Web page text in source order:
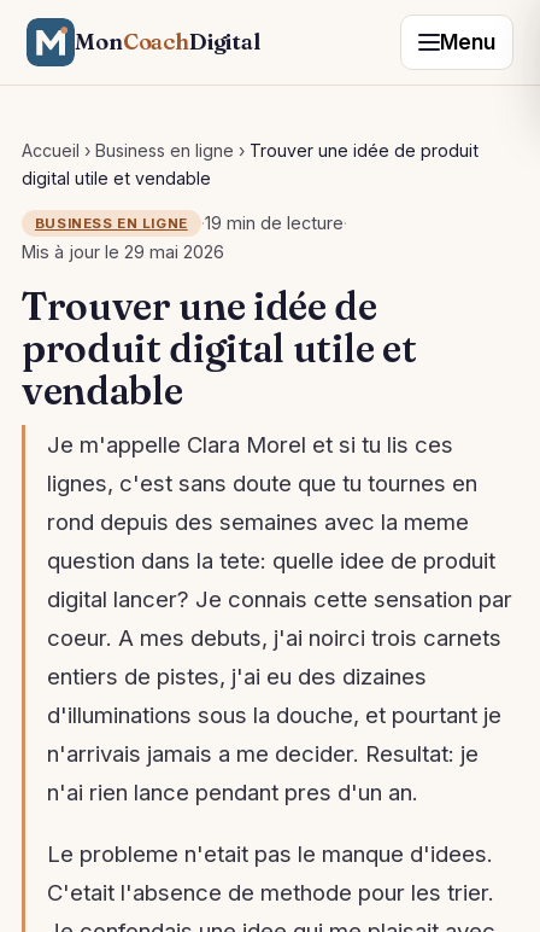
MonCoachDigital Menu
Accueil › Business en ligne › Trouver une idée de produit
digital utile et vendable
BUSINESS EN LIGNE ·19 min de lecture·
Mis à jour le 29 mai 2026
Trouver une idée de
produit digital utile et
vendable
Je m'appelle Clara Morel et si tu lis ces
lignes, c'est sans doute que tu tournes en
rond depuis des semaines avec la meme
question dans la tete: quelle idee de produit
digital lancer? Je connais cette sensation par
coeur. A mes debuts, j'ai noirci trois carnets
entiers de pistes, j'ai eu des dizaines
d'illuminations sous la douche, et pourtant je
n'arrivais jamais a me decider. Resultat: je
n'ai rien lance pendant pres d'un an.
Le probleme n'etait pas le manque d'idees.
C'etait l'absence de methode pour les trier.